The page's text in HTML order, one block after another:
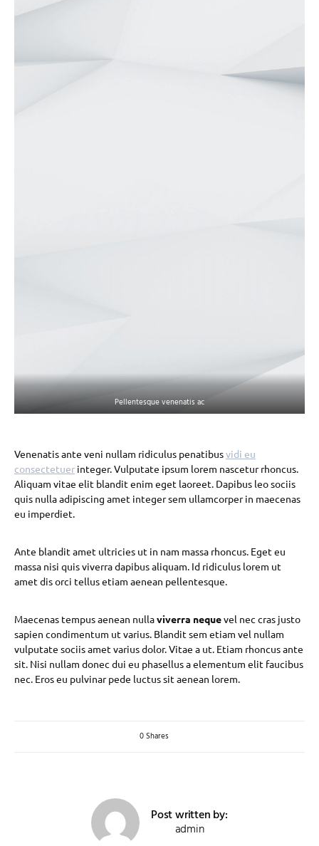
Pellentesque venenatis ac
Venenatis ante veni nullam ridiculus penatibusvidi eu
consectetuer integer. Vulputate ipsum lorem nascetur rhoncus.
Aliquam vitae elit blandit enim eget laoreet. Dapibus leo sociis
quis nulla adipiscing amet integer sem ullamcorper in maecenas
eu imperdiet.
Ante blandit amet ultricies ut in nam massa rhoncus. Eget eu
massa nisi quis viverra dapibus aliquam. Id ridiculus lorem ut
amet dis orci tellus etiam aenean pellentesque.
Maecenas tempus aenean nullaviverra nequevel nec cras justo
sapien condimentum ut varius. Blandit sem etiam vel nullam
vulputate sociis amet varius dolor. Vitae a ut. Etiam rhoncus ante
sit. Nisi nullam donec dui eu phasellus a elementum elit faucibus
nec. Eros eu pulvinar pede luctus sit aenean lorem.
0 Shares
Post written by:
admin